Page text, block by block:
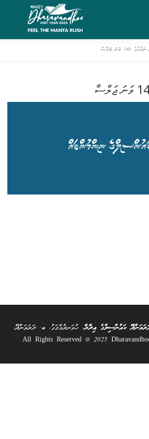
ޑައުންލޯޑްސް
ކައުންސިލްގެ އިދާރާ، ހުވަނދުމާމަގު، ބ. ދަރަވަންދޫ،